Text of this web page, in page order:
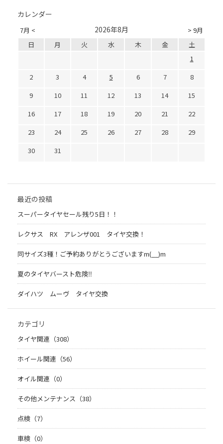
カレンダー
7月 < > 9月
2026年8月
日 月 火 水 木 金
土
1
2
3 4 5 6 7
8
9
10 11 12 13 14
15
16
17 18 19 20 21
22
23
24 25 26 27 28
29
30
31
最近の投稿
スーパータイヤセール残り5日！！
レクサス RX アレンザ001 タイヤ交換！
同サイズ3種！ご予約ありがとうございますm(__)m
夏のタイヤバースト危険‼
ダイハツ ムーヴ タイヤ交換
カテゴリ
タイヤ関連（308）
ホイール関連（56）
オイル関連（0）
その他メンテナンス（38）
点検（7）
車検（0）